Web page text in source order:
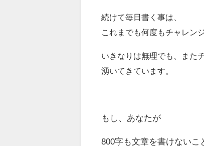
続けて毎日書く事は、
これまでも何度もチャレン
いきなりは無理でも、また
湧いてきています。
もし、あなたが
800字も文章を書けないこ